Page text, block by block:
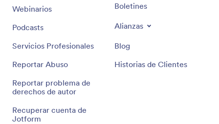
Webinarios
Podcasts
Servicios Profesionales
Reportar Abuso
Reportar problema de
derechos de autor
Recuperar cuenta de
Jotform
Boletines
Alianzas
Blog
Historias de Clientes